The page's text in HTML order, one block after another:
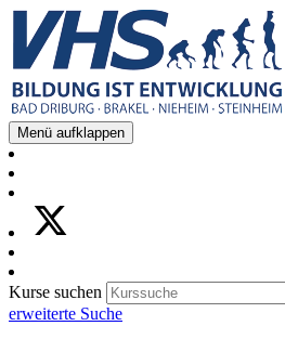
Menü aufklappen
Kurse suchen
erweiterte Suche